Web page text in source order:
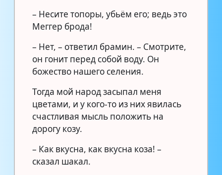
– Несите топоры, убьём его; ведь это
Меггер брода!
– Нет, – ответил брамин. – Смотрите,
он гонит перед собой воду. Он
божество нашего селения.
Тогда мой народ засыпал меня
цветами, и у кого-то из них явилась
счастливая мысль положить на
дорогу козу.
– Как вкусна, как вкусна коза! –
сказал шакал.